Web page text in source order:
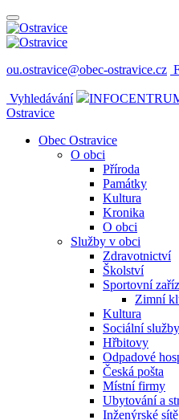
ou.ostravice@obec-ostravice.cz
Vyhledávání
Ostravice
Obec Ostravice
O obci
Příroda
Památky
Kultura
Kronika
O obci
Služby v obci
Zdravotnictví
Školství
Sportovní
Zimní
Kultura
Sociální služby
Hřbitovy
Odpadové
Česká pošta
Místní firmy
Ubytování a
Inženýrské sítě